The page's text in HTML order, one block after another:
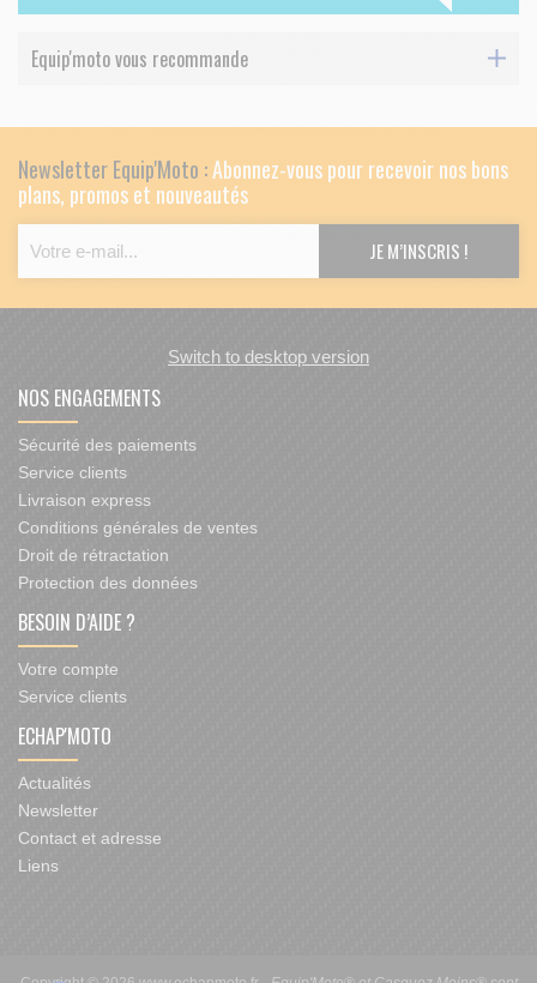
Equip'moto vous recommande
Newsletter Equip'Moto :Abonnez-vous pour recevoir nos bons
plans, promos et nouveautés
Switch to desktop version
NOS ENGAGEMENTS
Sécurité des paiements
Service clients
Livraison express
Conditions générales de ventes
Droit de rétractation
Protection des données
BESOIN D’AIDE ?
Votre compte
Service clients
ECHAP'MOTO
Actualités
Newsletter
Contact et adresse
Liens